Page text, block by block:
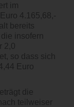
im
4.165,68,-
bereits
insofern
2,0
so dass sich
Euro
die
teilweiser